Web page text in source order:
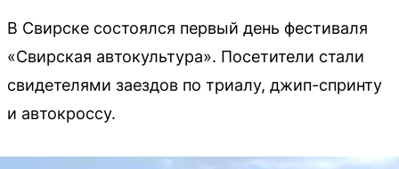
В Свирске состоялся первый день фестиваля
«Свирская автокультура». Посетители стали
свидетелями заездов по триалу, джип-спринту
и автокроссу.